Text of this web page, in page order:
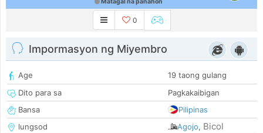
0
Impormasyon ng Miyembro
Age
19 taong gulang
Dito para sa
Pagkakaibigan
Bansa
Pilipinas
lungsod
Agojo, Bicol